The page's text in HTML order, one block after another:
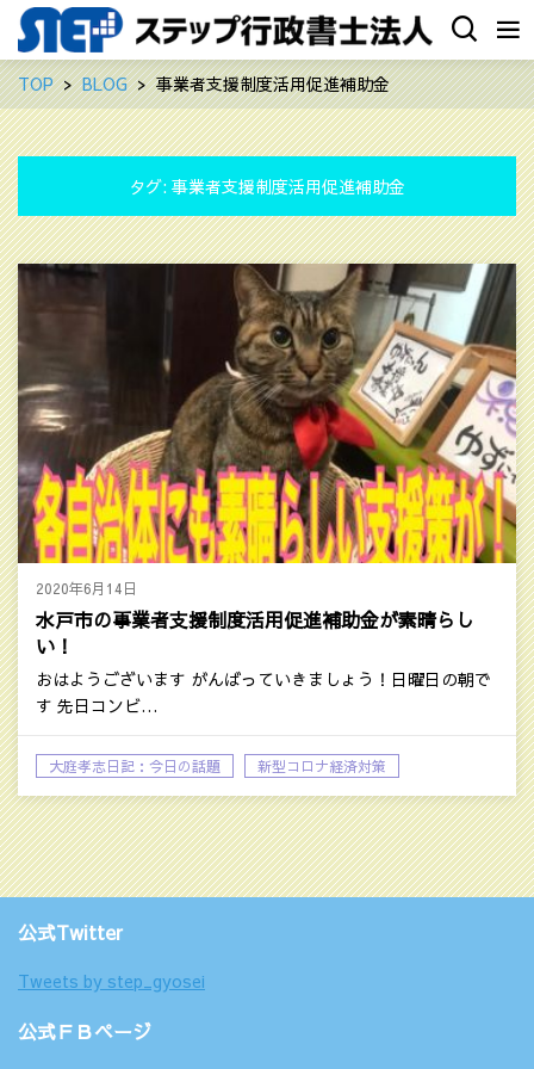
TOP BLOG 事業者支援制度活用促進補助金
タグ: 事業者支援制度活用促進補助金
2020年6月14日
水戸市の事業者支援制度活用促進補助金が素晴らし
い！
おはようございます がんばっていきましょう！日曜日の朝で
す 先日コンビ…
大庭孝志日記：今日の話題
新型コロナ経済対策
時事ネタ
公式Twitter
Tweets by step_gyosei
公式ＦＢページ